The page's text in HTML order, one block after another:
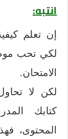
انتبه:
إن تعلم
لكي تحب
الامتحان.
لكن لا
كتابك
المحتوى،